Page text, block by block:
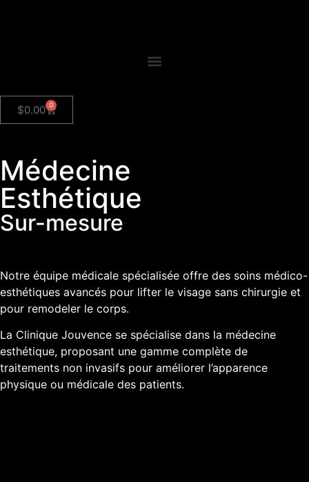
$0.00 0
Médecine
Esthétique
Sur-mesure
Notre équipe médicale spécialisée offre des soins médico-
esthétiques avancés pour lifter le visage sans chirurgie et
pour remodeler le corps.
La Clinique Jouvence se spécialise dans la médecine
esthétique, proposant une gamme complète de
traitements non invasifs pour améliorer l’apparence
physique ou médicale des patients.